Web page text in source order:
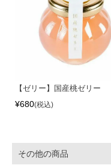
【ゼリー】国産桃ゼリー
¥680 税込
その他の商品